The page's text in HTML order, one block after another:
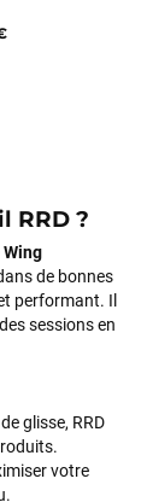
RRD ?
Wing
de bonnes
performant. Il
sessions en
glisse, RRD
votre
la
confirmer
conseiller